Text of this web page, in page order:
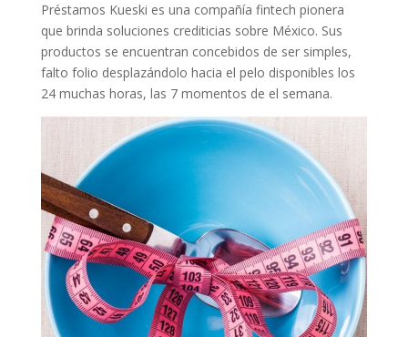
Préstamos Kueski es una compañía fintech pionera
que brinda soluciones crediticias sobre México. Sus
productos se encuentran concebidos de ser simples,
falto folio desplazándolo hacia el pelo disponibles los
24 muchas horas, las 7 momentos de el semana.